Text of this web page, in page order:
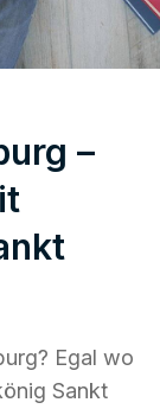
–
Egal wo
Sankt